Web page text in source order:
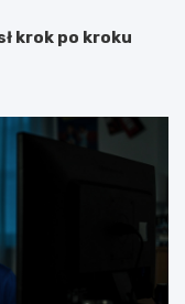
krok po kroku